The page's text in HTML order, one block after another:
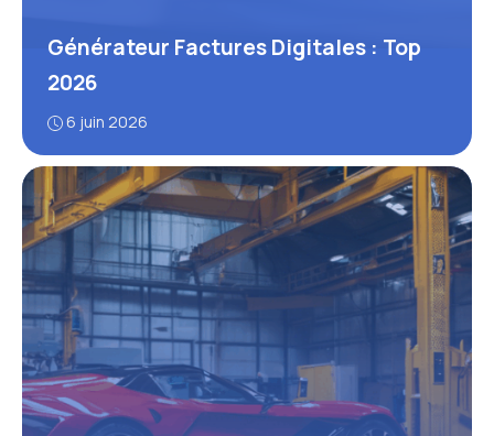
Générateur Factures Digitales : Top
2026
6 juin 2026